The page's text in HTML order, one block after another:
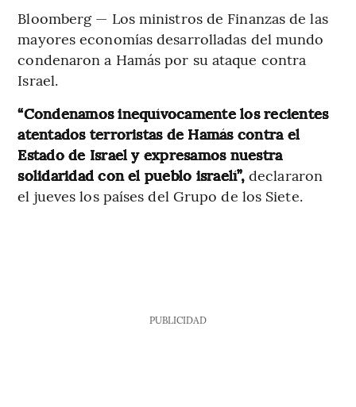
Bloomberg — Los ministros de Finanzas de las
mayores economías desarrolladas del mundo
condenaron a Hamás por su ataque contra
Israel.
“Condenamos inequívocamente los recientes
atentados terroristas de Hamás contra el
Estado de Israel y expresamos nuestra
solidaridad con el pueblo israelí”,declararon
el jueves los países del Grupo de los Siete.
PUBLICIDAD